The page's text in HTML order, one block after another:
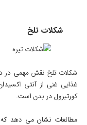
شکلات تلخ
شکلات تلخ نقش مهمی در
غذایی غنی از آنتی
کورتیزول در بدن است.